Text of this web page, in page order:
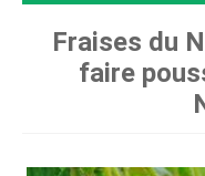
Fraises du
faire